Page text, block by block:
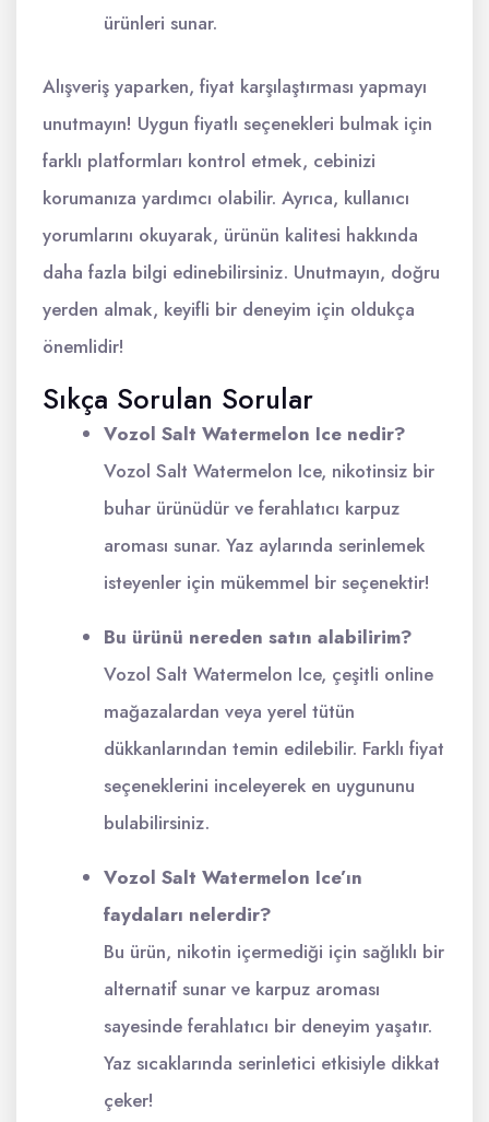
ürünleri sunar.
Alışveriş yaparken, fiyat karşılaştırması yapmayı
unutmayın! Uygun fiyatlı seçenekleri bulmak için
farklı platformları kontrol etmek, cebinizi
korumanıza yardımcı olabilir. Ayrıca, kullanıcı
yorumlarını okuyarak, ürünün kalitesi hakkında
daha fazla bilgi edinebilirsiniz. Unutmayın, doğru
yerden almak, keyifli bir deneyim için oldukça
önemlidir!
Sıkça Sorulan Sorular
Vozol Salt Watermelon Ice nedir?
Vozol Salt Watermelon Ice, nikotinsiz bir
buhar ürünüdür ve ferahlatıcı karpuz
aroması sunar. Yaz aylarında serinlemek
isteyenler için mükemmel bir seçenektir!
Bu ürünü nereden satın alabilirim?
Vozol Salt Watermelon Ice, çeşitli online
mağazalardan veya yerel tütün
dükkanlarından temin edilebilir. Farklı fiyat
seçeneklerini inceleyerek en uygununu
bulabilirsiniz.
Vozol Salt Watermelon Ice’ın
faydaları nelerdir?
Bu ürün, nikotin içermediği için sağlıklı bir
alternatif sunar ve karpuz aroması
sayesinde ferahlatıcı bir deneyim yaşatır.
Yaz sıcaklarında serinletici etkisiyle dikkat
çeker!